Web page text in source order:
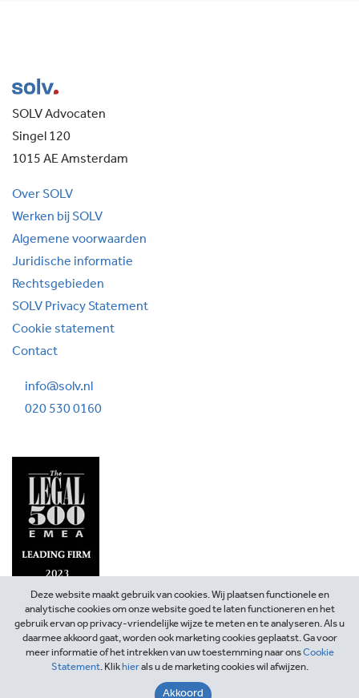
SOLV Advocaten
Singel 120
1015 AE Amsterdam
Over SOLV
Werken bij SOLV
Algemene voorwaarden
Juridische informatie
Rechtsgebieden
SOLV Privacy Statement
Cookie statement
Contact
info@solv.nl
020 530 0160
©2026 SOLV Advocaten
Deze website maakt gebruik van cookies. Wij plaatsen functionele en
analytische cookies om onze website goed te laten functioneren en het
gebruik ervan op privacy-vriendelijke wijze te meten en te analyseren. Als u
daarmee akkoord gaat, worden ook marketing cookies geplaatst. Ga voor
meer informatie of het intrekken van uw toestemming naar onsCookie
Statement. Klikhierals u de marketing cookies wil afwijzen.
Akkoord